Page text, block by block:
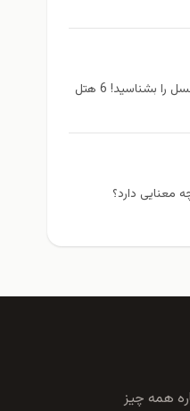
بهترین هتل تهران برای ماه عسل را بشناسید! 6 هتل
معنایی دارد؟
همه چيز